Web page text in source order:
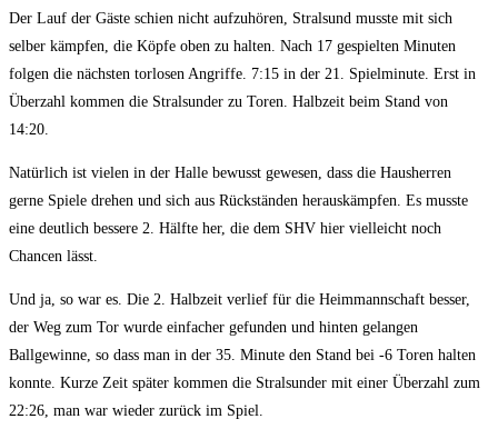
Der Lauf der Gäste schien nicht aufzuhören, Stralsund musste mit sich
selber kämpfen, die Köpfe oben zu halten. Nach 17 gespielten Minuten
folgen die nächsten torlosen Angriffe. 7:15 in der 21. Spielminute. Erst in
Überzahl kommen die Stralsunder zu Toren. Halbzeit beim Stand von
14:20.
Natürlich ist vielen in der Halle bewusst gewesen, dass die Hausherren
gerne Spiele drehen und sich aus Rückständen herauskämpfen. Es musste
eine deutlich bessere 2. Hälfte her, die dem SHV hier vielleicht noch
Chancen lässt.
Und ja, so war es. Die 2. Halbzeit verlief für die Heimmannschaft besser,
der Weg zum Tor wurde einfacher gefunden und hinten gelangen
Ballgewinne, so dass man in der 35. Minute den Stand bei -6 Toren halten
konnte. Kurze Zeit später kommen die Stralsunder mit einer Überzahl zum
22:26, man war wieder zurück im Spiel.